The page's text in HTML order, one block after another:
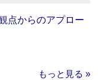
点からのアプロー
もっと見る »